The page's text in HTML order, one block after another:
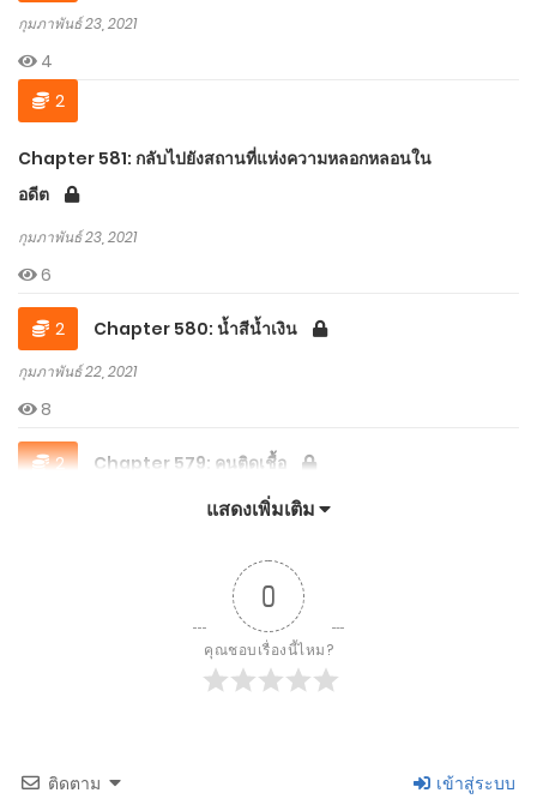
กุมภาพันธ์ 23, 2021
4
2
Chapter 581: กลับไปยังสถานที่แห่งความหลอกหลอนใน
อดีต
กุมภาพันธ์ 23, 2021
6
2 Chapter 580: น้ำสีน้ำเงิน
กุมภาพันธ์ 22, 2021
8
2 Chapter 579: คนติดเชื้อ
Chapter 578: กลุ่มซอมบี้
กุมภาพันธ์ 18, 2021
แสดงเพิ่มเติม
0
คุณชอบเรื่องนี้ไหม?
ติดตาม เข้าสู่ระบบ